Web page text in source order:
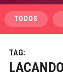
TODOS
TAG: